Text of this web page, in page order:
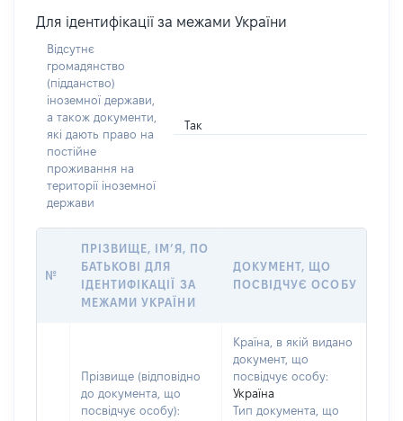
Для ідентифікації за межами України
Відсутнє
громадянство
(підданство)
іноземної держави,
а також документи,
які дають право на
постійне
проживання на
території іноземної
держави
Так
№
ПРІЗВИЩЕ, ІМ’Я, ПО
БАТЬКОВІ ДЛЯ
ІДЕНТИФІКАЦІЇ ЗА
МЕЖАМИ УКРАЇНИ
ДОКУМЕНТ, ЩО
ПОСВІДЧУЄ ОСОБУ
Прізвище (відповідно
до документа, що
посвідчує особу):
Країна, в якій видано
документ, що
посвідчує особу:
Україна
Тип документа, що